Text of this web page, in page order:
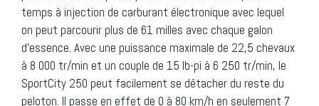
temps à injection de carburant électronique avec lequel
on peut parcourir plus de 61 milles avec chaque galon
d’essence. Avec une puissance maximale de 22,5 chevaux
à 8 000 tr/min et un couple de 15 lb-pi à 6 250 tr/min, le
SportCity 250 peut facilement se détacher du reste du
peloton. Il passe en effet de 0 à 80 km/h en seulement 7